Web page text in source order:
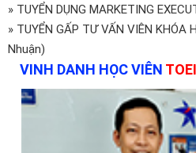
» TUYỂN DỤNG MARKETING
» TUYỂN GẤP TƯ VẤN VIÊN KHÓA
Nhuận)
VINH DANH HỌC VIÊN